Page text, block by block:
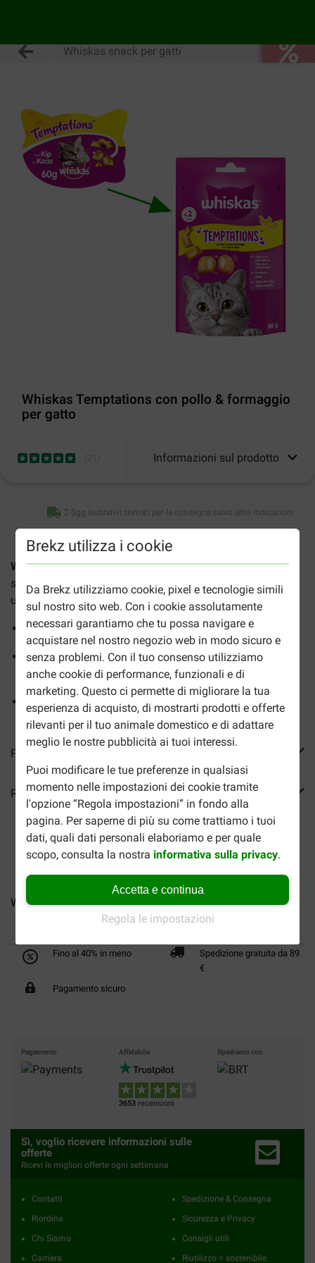
Brekz utilizza i cookie
Da Brekz utilizziamo cookie, pixel e tecnologie simili
sul nostro sito web. Con i cookie assolutamente
necessari garantiamo che tu possa navigare e
acquistare nel nostro negozio web in modo sicuro e
senza problemi. Con il tuo consenso utilizziamo
anche cookie di performance, funzionali e di
marketing. Questo ci permette di migliorare la tua
esperienza di acquisto, di mostrarti prodotti e offerte
rilevanti per il tuo animale domestico e di adattare
meglio le nostre pubblicità ai tuoi interessi.
Puoi modificare le tue preferenze in qualsiasi
momento nelle impostazioni dei cookie tramite
l'opzione “Regola impostazioni” in fondo alla
pagina. Per saperne di più su come trattiamo i tuoi
dati, quali dati personali elaboriamo e per quale
scopo, consulta la nostra informativa sulla privacy.
Accetta e continua
Regola le impostazioni
Whiskas snack per gatti
Whiskas Temptations con pollo & formaggio
per gatto
Informazioni sul prodotto
2-5gg lavorativi stimati per la consegna salvo altre indicazioni
Whiskas Temptations con pollo e formaggioè uno
spuntino irresistibile per i gatti. Lo snack è croccante e ha
un delizioso ripieno morbido all'interno.
Con vitamine e minerali
Snack croccante con ripieno di pollo e formaggio
cremoso
Confezione richiudibile
Più informazioni
Reviews
Whiskas Dental Treats con... Whiskas Temptations al...
Fino al 40% in meno
Spedizione gratuita da 89
€
Pagamento sicuro
Pagamento Affidabile
3653 recensioni
Spediamo con
Sì, voglio ricevere informazioni sulle
offerte
Ricevi le migliori offerte ogni settimana
Contatti
Riordina
Chi Siamo
Carriera
Spedizione & Consegna
Sicurezza e Privacy
Consigli utili
Riutilizzo = sostenibile